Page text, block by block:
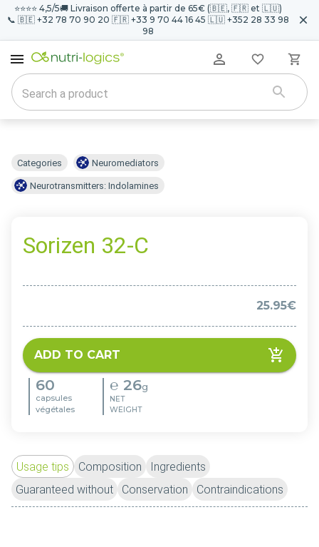
⭐️⭐️⭐️⭐️ 4,5/5🚚 Livraison offerte à partir de 65€ (🇧🇪, 🇫🇷 et 🇱🇺)
📞 🇧🇪 +32 78 70 90 20 🇫🇷 +33 9 70 44 16 45 🇱🇺 +352 28 33 98
98
Categories Neuromediators
Neurotransmitters: Indolamines
Sorizen 32-C
25.95€
ADD TO CART
60
capsules
végétales
℮ 26g
NET
WEIGHT
Usage tips Composition
Ingredients
Guaranteed without
Conservation Contraindications